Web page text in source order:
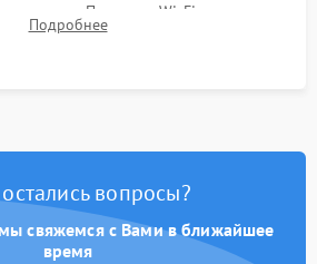
Проверка Wi-Fi, камеры,
портов перед выдачей устройства.
Подробнее
вопросы?
мы свяжемся с Вами в ближайшее
время